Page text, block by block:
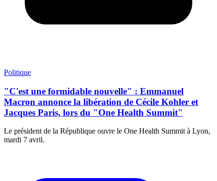
Politique
"C'est une formidable nouvelle" : Emmanuel
Macron annonce la libération de Cécile Kohler et
Jacques Paris, lors du "One Health Summit"
Le président de la République ouvre le One Health Summit à Lyon,
mardi 7 avril.